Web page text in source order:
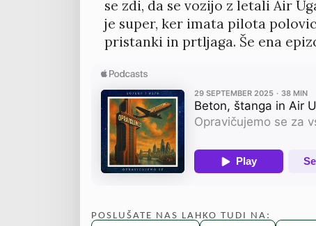
se zdi, da se vozijo z letali Air
je super, ker imata pilota
pristanki in prtljaga. Še ena
POSLUŠATE NAS LAHKO TUDI NA: